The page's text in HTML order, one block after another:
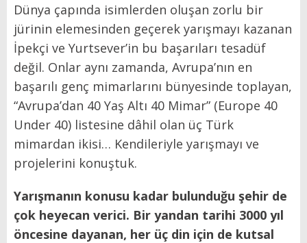
Dünya çapında isimlerden oluşan zorlu bir
jürinin elemesinden geçerek yarışmayı kazanan
İpekçi ve Yurtsever’in bu başarıları tesadüf
değil. Onlar aynı zamanda, Avrupa’nın en
başarılı genç mimarlarını bünyesinde toplayan,
“Avrupa’dan 40 Yaş Altı 40 Mimar” (Europe 40
Under 40) listesine dâhil olan üç Türk
mimardan ikisi… Kendileriyle yarışmayı ve
projelerini konuştuk.
Yarışmanın konusu kadar bulunduğu şehir de
çok heyecan verici. Bir yandan tarihi 3000 yıl
öncesine dayanan, her üç din için de kutsal